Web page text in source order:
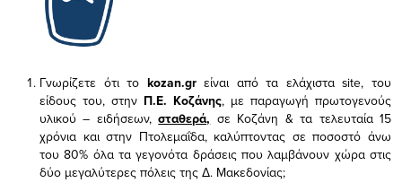
Γνωρίζετε ότι το kozan.gr είναι από τα ελάχισταsite, του
είδους του, στην Π.Ε. Κοζάνης, με παραγωγή πρωτογενούς
υλικού – ειδήσεων,σταθερά, σε Κοζάνη & τα τελευταία 15
χρόνια και στην Πτολεμαΐδα, καλύπτοντας σε ποσοστό άνω
του 80% όλα τα γεγονότα δράσεις που λαμβάνουν χώρα στις
δύο μεγαλύτερες πόλεις της Δ. Μακεδονίας;